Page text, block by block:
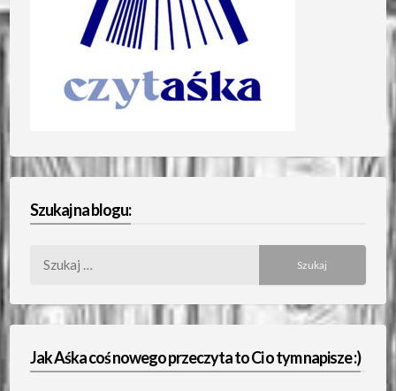
Szukaj na blogu:
Jak Aśka coś nowego przeczyta to Ci o tym napisze :)